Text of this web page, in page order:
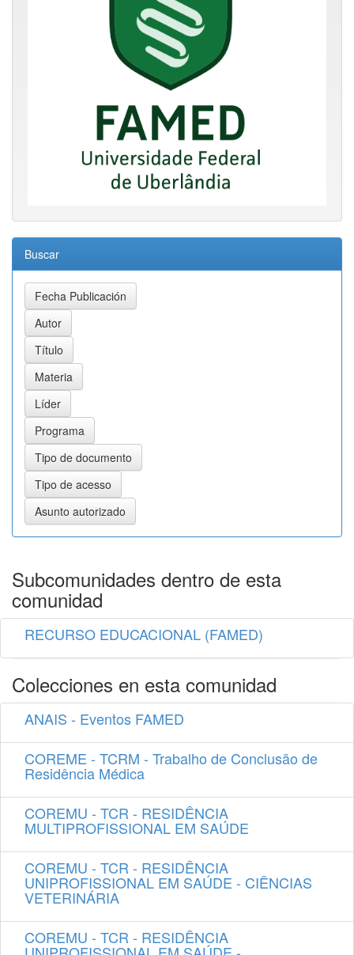
Buscar
Subcomunidades dentro de esta
comunidad
RECURSO EDUCACIONAL (FAMED)
Colecciones en esta comunidad
ANAIS - Eventos FAMED
COREME - TCRM - Trabalho de Conclusão de
Residência Médica
COREMU - TCR - RESIDÊNCIA
MULTIPROFISSIONAL EM SAÚDE
COREMU - TCR - RESIDÊNCIA
UNIPROFISSIONAL EM SAÚDE - CIÊNCIAS
VETERINÁRIA
COREMU - TCR - RESIDÊNCIA